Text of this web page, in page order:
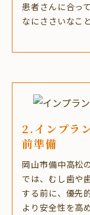
患者さんに合っ
なにささいなこ
2.インプラ
前準備
岡山市備中高松
では、むし歯や
する前に、優先
より安全性を高